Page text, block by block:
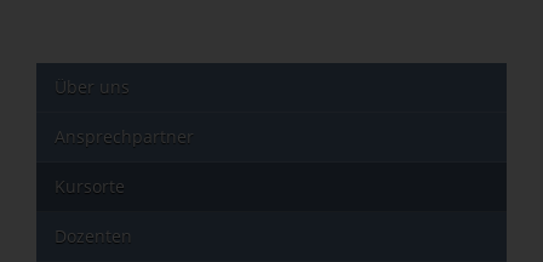
Über uns
Ansprechpartner
Kursorte
Dozenten